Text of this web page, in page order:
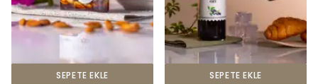
SEPETE EKLE SEPETE EKLE